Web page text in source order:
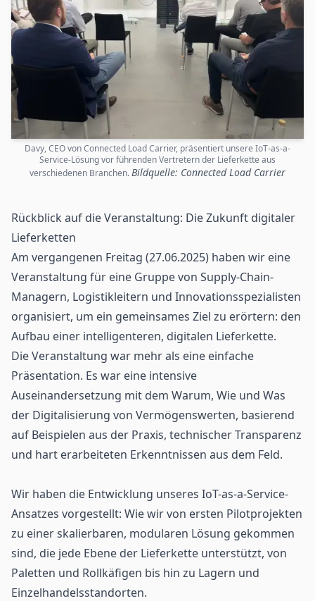
Davy, CEO von Connected Load Carrier, präsentiert unsere IoT-as-a-
Service-Lösung vor führenden Vertretern der Lieferkette aus
verschiedenen Branchen.Bildquelle: Connected Load Carrier
Rückblick auf die Veranstaltung: Die Zukunft digitaler
Lieferketten
Am vergangenen Freitag (27.06.2025) haben wir eine
Veranstaltung für eine Gruppe von Supply-Chain-
Managern, Logistikleitern und Innovationsspezialisten
organisiert, um ein gemeinsames Ziel zu erörtern: den
Aufbau einer intelligenteren, digitalen Lieferkette.
Die Veranstaltung war mehr als eine einfache
Präsentation. Es war eine intensive
Auseinandersetzung mit dem Warum, Wie und Was
der Digitalisierung von Vermögenswerten, basierend
auf Beispielen aus der Praxis, technischer Transparenz
und hart erarbeiteten Erkenntnissen aus dem Feld.
Wir haben die Entwicklung unseres IoT-as-a-Service-
Ansatzes vorgestellt: Wie wir von ersten Pilotprojekten
zu einer skalierbaren, modularen Lösung gekommen
sind, die jede Ebene der Lieferkette unterstützt, von
Paletten und Rollkäfigen bis hin zu Lagern und
Einzelhandelsstandorten.